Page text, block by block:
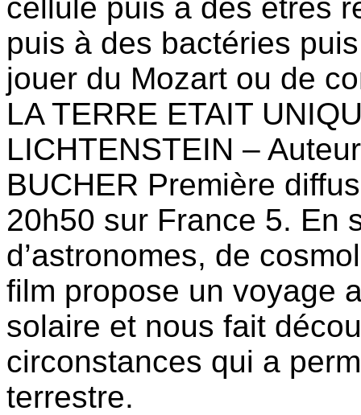
cellule puis à des êtres
puis à des bactéries
jouer du Mozart ou de
LA TERRE ETAIT
LICHTENSTEIN –
BUCHER Première
20h50 sur France 5. En
d’astronomes, de
film propose un voyage
solaire et nous fait
circonstances qui a
terrestre.